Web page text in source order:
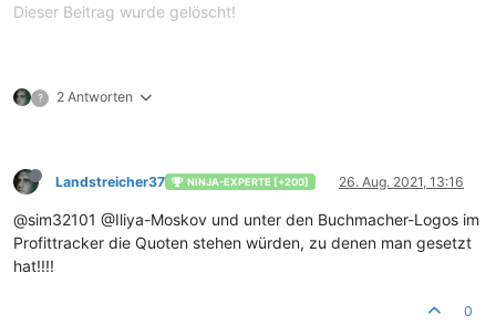
Dieser Beitrag wurde gelöscht!
? 2 Antworten
Landstreicher37 NINJA-EXPERTE [+200] 26. Aug. 2021, 13:16
@sim32101 @Iliya-Moskov und unter den Buchmacher-Logos im
Profittracker die Quoten stehen würden, zu denen man gesetzt
hat!!!!
0